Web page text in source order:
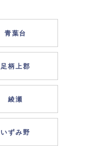
青葉台
足柄上郡
綾瀬
いずみ野